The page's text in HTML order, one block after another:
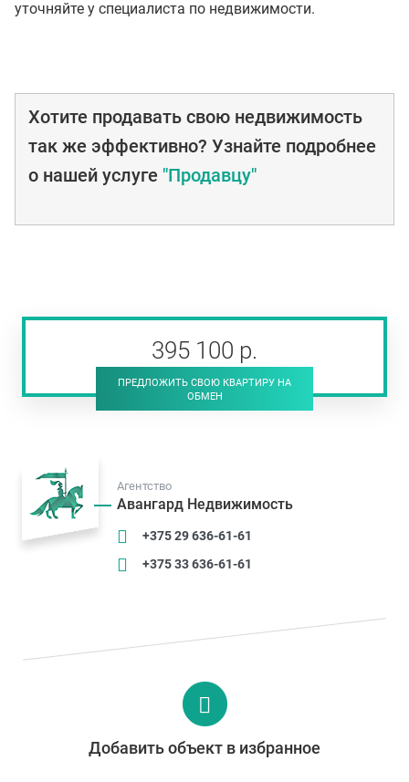
уточняйте у специалиста по недвижимости.
Хотите продавать свою недвижимость
так же эффективно? Узнайте подробнее
о нашей услуге "Продавцу"
395 100 р.
ПРЕДЛОЖИТЬ СВОЮ КВАРТИРУ НА
ОБМЕН
Агентство
Авангард Недвижимость
+375 29 636-61-61
+375 33 636-61-61
Добавить объект в избранное